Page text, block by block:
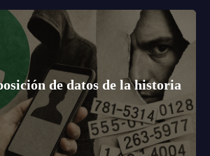
de datos de la historia